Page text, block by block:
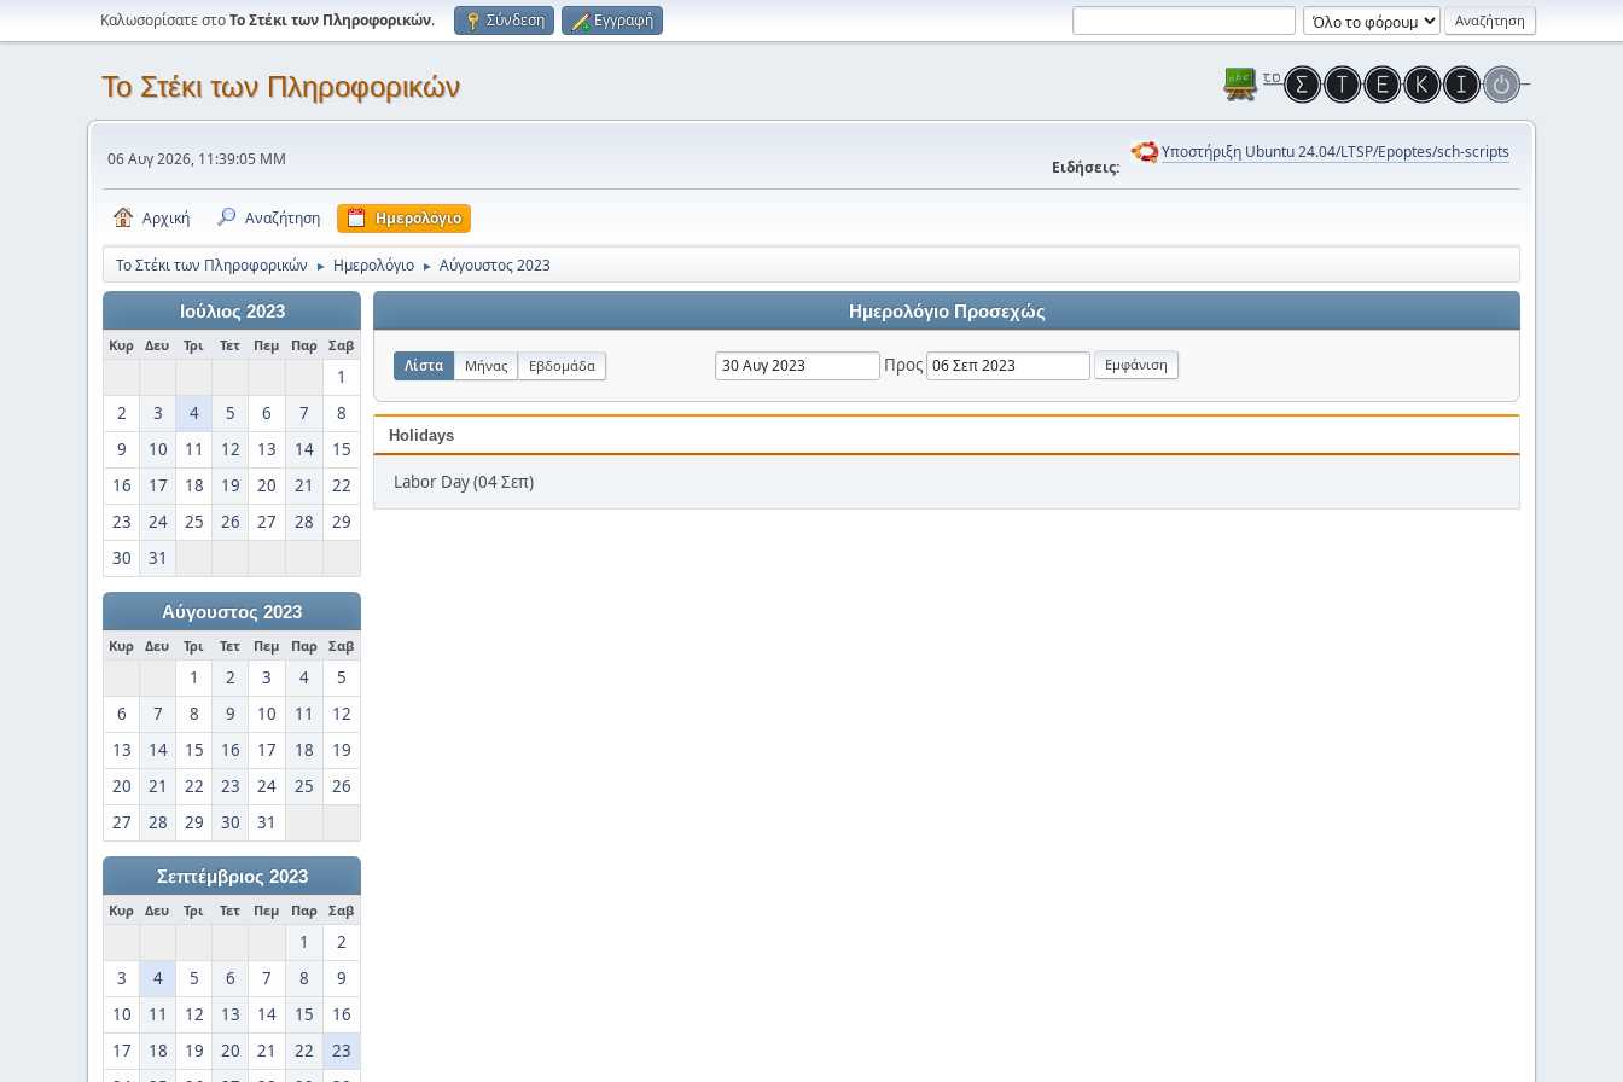
Καλωσορίσατε στοΤο Στέκι των Πληροφορικών. Σύνδεση Εγγραφή
Το Στέκι των Πληροφορικών
06 Αυγ 2026, 11:39:05 ΜΜ Ειδήσεις:
Υποστήριξη Ubuntu 24.04/LTSP/Epoptes/sch-scripts
Αρχική Αναζήτηση Ημερολόγιο
Το Στέκι των Πληροφορικών ► Ημερολόγιο ► Αύγουστος 2023
Ιούλιος 2023
Κυρ Δευ Τρι Τετ Πεμ Παρ Σαβ
1
2
3 4 5 6 7
8
9
10 11 12 13 14
15
16
17 18 19 20 21
22
23
24 25 26 27 28
29
30
31
Αύγουστος 2023
Κυρ Δευ Τρι Τετ Πεμ Παρ Σαβ
1 2 3 4
5
6
7 8 9 10 11
12
13
14 15 16 17 18
19
20
21 22 23 24 25
26
27
28 29 30 31
Σεπτέμβριος 2023
Κυρ Δευ Τρι Τετ Πεμ Παρ Σαβ
1
2
3
4 5 6 7 8
9
10
11 12 13 14 15
16
17
18 19 20 21 22
23
Ημερολόγιο Προσεχώς
Λίστα Μήνας Εβδομάδα Προς
Holidays
Labor Day (04 Σεπ)